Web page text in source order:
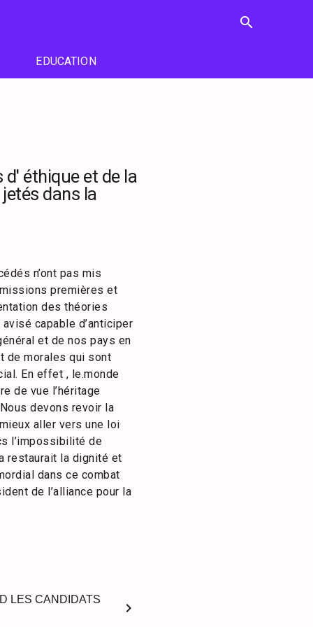
search
EDUCATION
éthique et de la
dans la
n’ont pas mis
premières et
des théories
capable d’anticiper
et de nos pays en
de morales qui sont
En effet , le.monde
de vue l’héritage
devons revoir la
aller vers une loi
l’impossibilité de
restaurait la dignité et
dans ce combat
de l’alliance pour la
LES CANDIDATS
chevron_right